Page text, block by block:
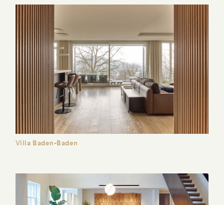
Villa Baden-Baden